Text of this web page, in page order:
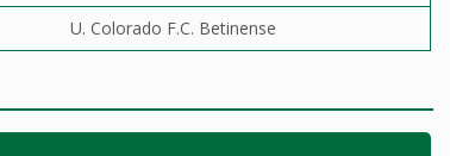
U. Colorado F.C. Betinense